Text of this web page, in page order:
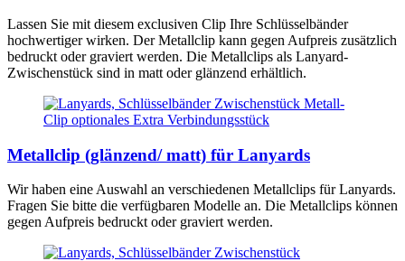
Lassen Sie mit diesem exclusiven Clip Ihre Schlüsselbänder
hochwertiger wirken. Der Metallclip kann gegen Aufpreis zusätzlich
bedruckt oder graviert werden. Die Metallclips als Lanyard-
Zwischenstück sind in matt oder glänzend erhältlich.
Metallclip (glänzend/ matt) für Lanyards
Wir haben eine Auswahl an verschiedenen Metallclips für Lanyards.
Fragen Sie bitte die verfügbaren Modelle an. Die Metallclips können
gegen Aufpreis bedruckt oder graviert werden.